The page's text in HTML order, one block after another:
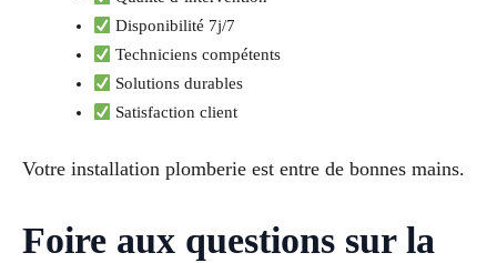
Disponibilité 7j/7
Techniciens compétents
Solutions durables
Satisfaction client
Votre installation plomberie est entre de bonnes mains.
Foire aux questions sur la